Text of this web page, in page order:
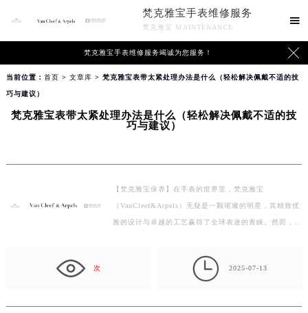
梵克雅宝手表维修服务
梵克雅宝 MAINTENANCE

梵克雅宝手表维修服务竭诚为您服务！ 
当前位置： 首页 > 文章库 > 梵克雅宝表带太紧处理办法是什么（轻松解决佩戴不适的技
巧与建议）
梵克雅宝表带太紧处理办法是什么（轻松解决佩戴不适的技
巧与建议）
【梵克雅宝保养】在手表的世界里，梵克雅宝
（VanCleef&Arpels）无疑是一颗璀璨的明星，其精致优
雅的设计与卓越的工艺赢得了全球表迷的青睐。然而，即
次  2025-07-13